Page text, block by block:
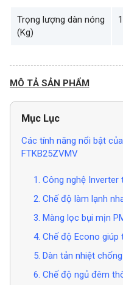
Trọng lượng dàn nóng
(Kg)
MÔ TẢ SẢN PHẨM
Mục Lục
Các tính năng nổi bật
FTKB25ZVMV
1. Công nghệ
2. Chế độ làm lạnh
3. Màng lọc bụi mịn
4. Chế độ Econo giúp
5. Dàn tản nhiệt
6. Chế độ ngủ đêm